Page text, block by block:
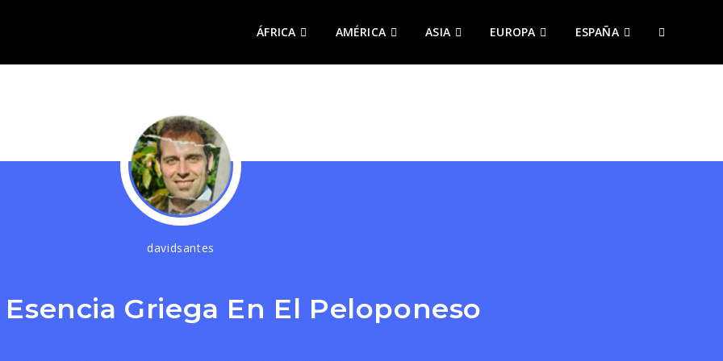
ÁFRICA AMÉRICA ASIA EUROPA ESPAÑA ALTERNAR
DE
davidsantes
Griega En El Peloponeso